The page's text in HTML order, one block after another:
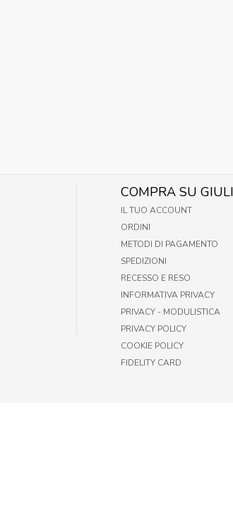
COMPRA SU
IL TUO ACCOUNT
ORDINI
METODI DI PAGAMENTO
SPEDIZIONI
RECESSO E RESO
INFORMATIVA PRIVACY
PRIVACY - MODULISTICA
PRIVACY POLICY
COOKIE POLICY
FIDELITY CARD